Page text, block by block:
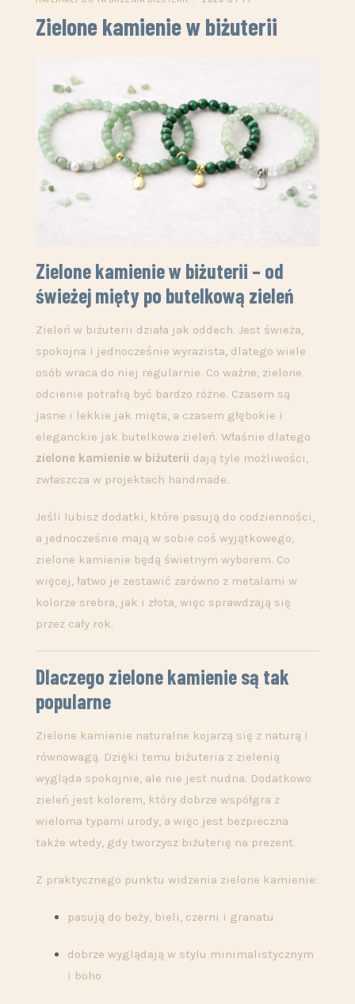
Zielone kamienie w biżuterii
Zielone kamienie w biżuterii – od
świeżej mięty po butelkową zieleń
Zieleń w biżuterii działa jak oddech. Jest świeża,
spokojna i jednocześnie wyrazista, dlatego wiele
osób wraca do niej regularnie. Co ważne, zielone
odcienie potrafią być bardzo różne. Czasem są
jasne i lekkie jak mięta, a czasem głębokie i
eleganckie jak butelkowa zieleń. Właśnie dlatego
zielone kamienie w biżuterii dają tyle możliwości,
zwłaszcza w projektach handmade.
Jeśli lubisz dodatki, które pasują do codzienności,
a jednocześnie mają w sobie coś wyjątkowego,
zielone kamienie będą świetnym wyborem. Co
więcej, łatwo je zestawić zarówno z metalami w
kolorze srebra, jak i złota, więc sprawdzają się
przez cały rok.
Dlaczego zielone kamienie są tak
popularne
Zielone kamienie naturalne kojarzą się z naturą i
równowagą. Dzięki temu biżuteria z zielenią
wygląda spokojnie, ale nie jest nudna. Dodatkowo
zieleń jest kolorem, który dobrze współgra z
wieloma typami urody, a więc jest bezpieczna
także wtedy, gdy tworzysz biżuterię na prezent.
Z praktycznego punktu widzenia zielone kamienie:
pasują do beży, bieli, czerni i granatu
dobrze wyglądają w stylu minimalistycznym
i boho